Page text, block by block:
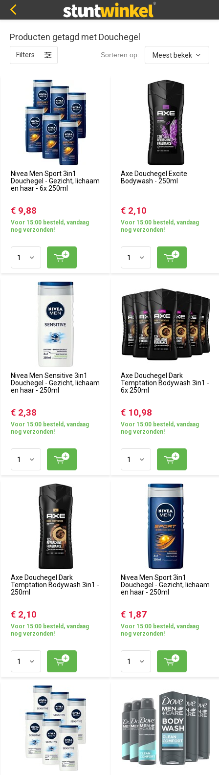
Producten getagd met Douchegel
Filters Sorteren op:
Nivea Men Sport 3in1
Douchegel - Gezicht, lichaam
en haar - 6x 250ml
€ 9,88
Voor 15:00 besteld, vandaag
nog verzonden!
Axe Douchegel Excite
Bodywash - 250ml
€ 2,10
Voor 15:00 besteld, vandaag
nog verzonden!
Nivea Men Sensitive 3in1
Douchegel - Gezicht, lichaam
en haar - 250ml
€ 2,38
Voor 15:00 besteld, vandaag
nog verzonden!
Axe Douchegel Dark
Temptation Bodywash 3in1 -
6x 250ml
€ 10,98
Voor 15:00 besteld, vandaag
nog verzonden!
Axe Douchegel Dark
Temptation Bodywash 3in1 -
250ml
€ 2,10
Voor 15:00 besteld, vandaag
nog verzonden!
Nivea Men Sport 3in1
Douchegel - Gezicht, lichaam
en haar - 250ml
€ 1,87
Voor 15:00 besteld, vandaag
nog verzonden!